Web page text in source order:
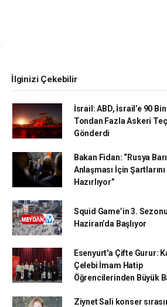
İlginizi Çekebilir
İsrail: ABD, İsrail’e 90 Bin
Tondan Fazla Askeri
Gönderdi
Bakan Fidan: “Rusya
Anlaşması İçin Şartlarını
Hazırlıyor”
Squid Game’in 3.
Haziran’da Başlıyor
Esenyurt'a Çifte Gurur:
Çelebi İmam Hatip
Öğrencilerinden Büyük
Ziynet Sali konser